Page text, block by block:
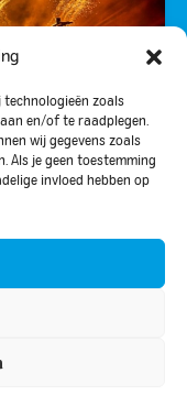
technologieën zoals
en/of te raadplegen.
wij gegevens zoals
Als je geen toestemming
invloed hebben op